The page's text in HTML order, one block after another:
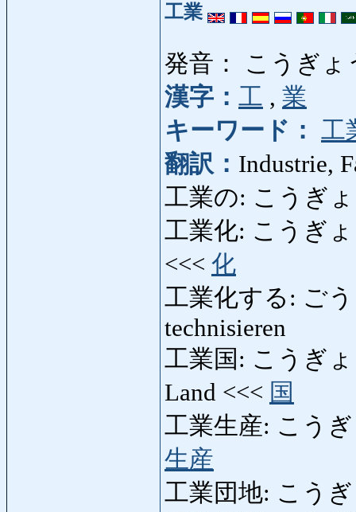
工業
発音： こうぎょ
漢字： 工 , 業
キーワード： 工
翻訳： Industrie,
工業の: こうぎょ
工業化: こうぎょ
<<< 化
工業化する: ご
technisieren
工業国: こうぎょ
Land <<< 国
工業生産: こう
生産
工業団地: こう